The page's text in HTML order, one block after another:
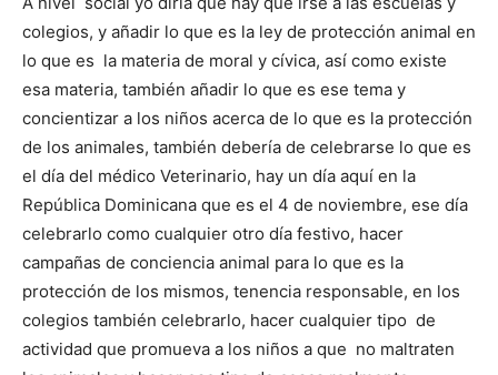
colegios, y añadir lo que es la ley de protección animal en
lo que es la materia de moral y cívica, así como existe
esa materia, también añadir lo que es ese tema y
concientizar a los niños acerca de lo que es la protección
de los animales, también debería de celebrarse lo que es
el día del médico Veterinario, hay un día aquí en la
República Dominicana que es el 4 de noviembre, ese día
celebrarlo como cualquier otro día festivo, hacer
campañas de conciencia animal para lo que es la
protección de los mismos, tenencia responsable, en los
colegios también celebrarlo, hacer cualquier tipo de
actividad que promueva a los niños a que no maltraten